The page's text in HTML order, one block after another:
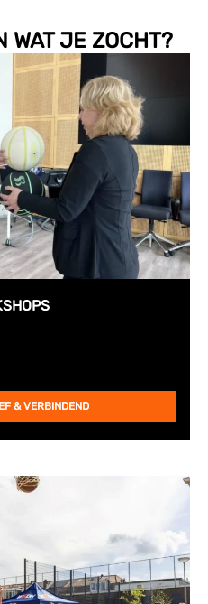
WAT JE ZOCHT?
& VERBINDEND